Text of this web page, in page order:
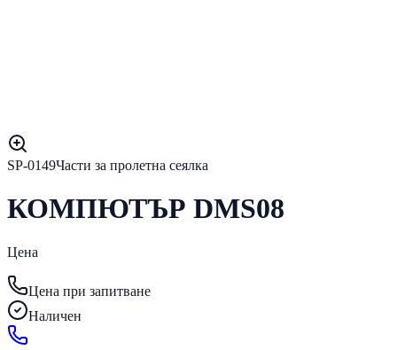
SP-0149Части за пролетна сеялка
КОМПЮТЪР DMS08
Цена
Цена при запитване
Наличен